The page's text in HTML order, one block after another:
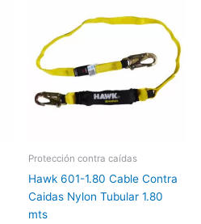
Protección contra caídas
Hawk 601-1.80 Cable Contra
Caidas Nylon Tubular 1.80
mts